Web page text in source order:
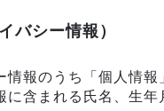
バシー情報）
情報のうち「個人情
に含まれる氏名、生